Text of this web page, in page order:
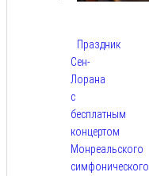
Праздник
Сен-
Лорана
с
бесплатным
концертом
Монреальского
симфонического